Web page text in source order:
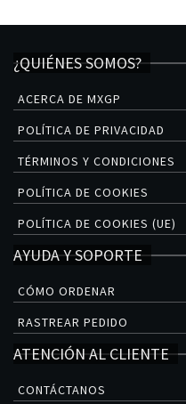
¿QUIÉNES SOMOS?
ACERCA DE MXGP
POLÍTICA DE PRIVACIDAD
TÉRMINOS Y CONDICIONES
POLÍTICA DE COOKIES
POLÍTICA DE COOKIES (UE)
AYUDA Y SOPORTE
CÓMO ORDENAR
RASTREAR PEDIDO
ATENCIÓN AL CLIENTE
CONTÁCTANOS